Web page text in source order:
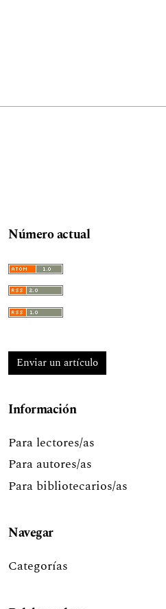
Número actual
Enviar un artículo
Información
Para lectores/as
Para autores/as
Para bibliotecarios/as
Navegar
Categorías